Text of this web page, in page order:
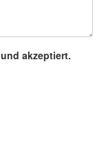
akzeptiert.